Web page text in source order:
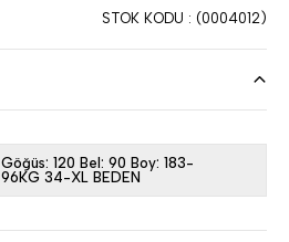
STOK KODU (0004012)
Göğüs: 120 Bel: 90 Boy: 183-
96KG 34-XL BEDEN